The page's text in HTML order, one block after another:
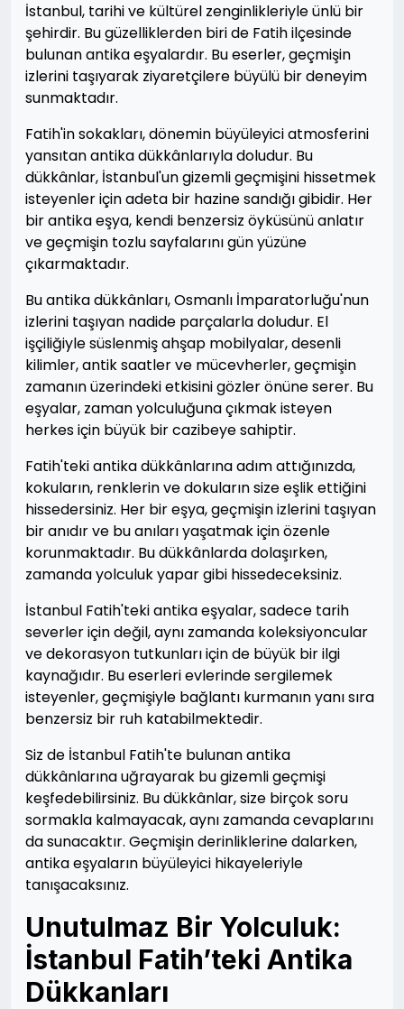
İstanbul, tarihi ve kültürel zenginlikleriyle ünlü bir
şehirdir. Bu güzelliklerden biri de Fatih ilçesinde
bulunan antika eşyalardır. Bu eserler, geçmişin
izlerini taşıyarak ziyaretçilere büyülü bir deneyim
sunmaktadır.
Fatih'in sokakları, dönemin büyüleyici atmosferini
yansıtan antika dükkânlarıyla doludur. Bu
dükkânlar, İstanbul'un gizemli geçmişini hissetmek
isteyenler için adeta bir hazine sandığı gibidir. Her
bir antika eşya, kendi benzersiz öyküsünü anlatır
ve geçmişin tozlu sayfalarını gün yüzüne
çıkarmaktadır.
Bu antika dükkânları, Osmanlı İmparatorluğu'nun
izlerini taşıyan nadide parçalarla doludur. El
işçiliğiyle süslenmiş ahşap mobilyalar, desenli
kilimler, antik saatler ve mücevherler, geçmişin
zamanın üzerindeki etkisini gözler önüne serer. Bu
eşyalar, zaman yolculuğuna çıkmak isteyen
herkes için büyük bir cazibeye sahiptir.
Fatih'teki antika dükkânlarına adım attığınızda,
kokuların, renklerin ve dokuların size eşlik ettiğini
hissedersiniz. Her bir eşya, geçmişin izlerini taşıyan
bir anıdır ve bu anıları yaşatmak için özenle
korunmaktadır. Bu dükkânlarda dolaşırken,
zamanda yolculuk yapar gibi hissedeceksiniz.
İstanbul Fatih'teki antika eşyalar, sadece tarih
severler için değil, aynı zamanda koleksiyoncular
ve dekorasyon tutkunları için de büyük bir ilgi
kaynağıdır. Bu eserleri evlerinde sergilemek
isteyenler, geçmişiyle bağlantı kurmanın yanı sıra
benzersiz bir ruh katabilmektedir.
Siz de İstanbul Fatih'te bulunan antika
dükkânlarına uğrayarak bu gizemli geçmişi
keşfedebilirsiniz. Bu dükkânlar, size birçok soru
sormakla kalmayacak, aynı zamanda cevaplarını
da sunacaktır. Geçmişin derinliklerine dalarken,
antika eşyaların büyüleyici hikayeleriyle
tanışacaksınız.
Unutulmaz Bir Yolculuk:
İstanbul Fatih’teki Antika
Dükkanları